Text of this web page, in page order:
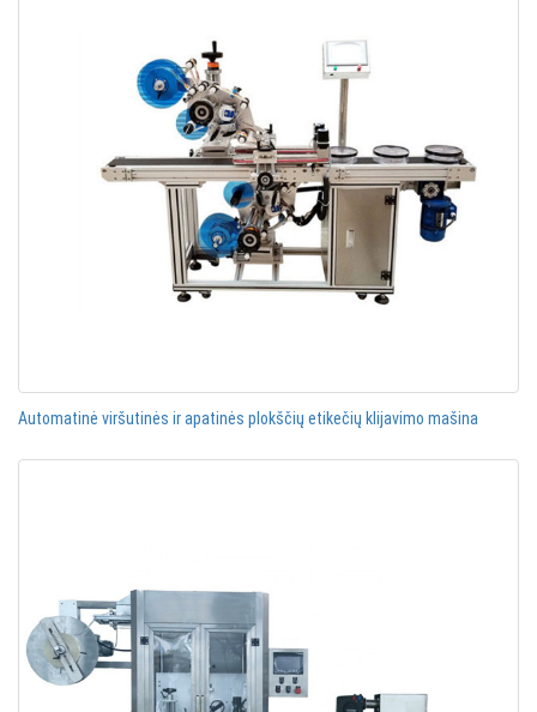
Automatinė viršutinės ir apatinės plokščių etikečių klijavimo mašina